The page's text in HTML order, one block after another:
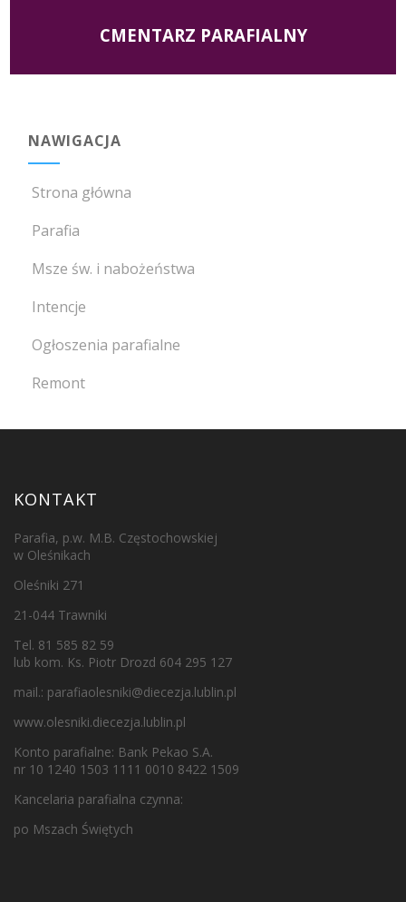
CMENTARZ PARAFIALNY
NAWIGACJA
Strona główna
Parafia
Msze św. i nabożeństwa
Intencje
Ogłoszenia parafialne
Remont
KONTAKT
Parafia, p.w. M.B. Częstochowskiej
w Oleśnikach
Oleśniki 271
21-044 Trawniki
Tel. 81 585 82 59
lub kom. Ks. Piotr Drozd 604 295 127
mail.: parafiaolesniki@diecezja.lublin.pl
www.olesniki.diecezja.lublin.pl
Konto parafialne: Bank Pekao S.A.
nr 10 1240 1503 1111 0010 8422 1509
Kancelaria parafialna czynna:
po Mszach Świętych